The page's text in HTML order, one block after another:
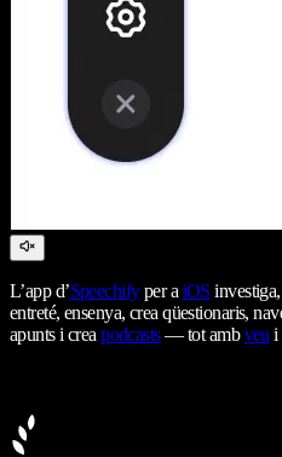
L’app d’Speechifyper aiOS
entreté, ensenya, crea qüestionaris,
apunts i creapodcasts— tot ambveui